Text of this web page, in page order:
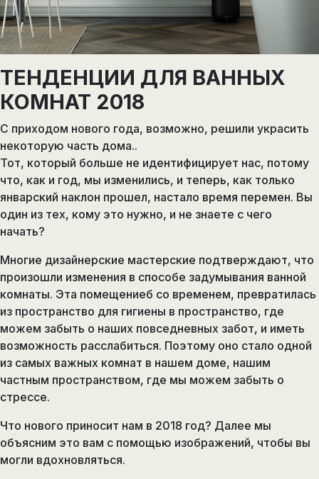
ТЕНДЕНЦИИ ДЛЯ ВАННЫХ
КОМНАТ 2018
С приходом нового года, возможно, решили украсить
некоторую часть дома..
Тот, который больше не идентифицирует нас, потому
что, как и год, мы изменились, и теперь, как только
январский наклон прошел, настало время перемен. Вы
один из тех, кому это нужно, и не знаете с чего
начать?
Многие дизайнерские мастерские подтверждают, что
произошли изменения в способе задумывания ванной
комнаты. Эта помещениеб со временем, превратилась
из пространство для гигиены в пространство, где
можем забыть о наших повседневных забот, и иметь
возможность расслабиться. Поэтому оно стало одной
из самых важных комнат в нашем доме, нашим
частным пространством, где мы можем забыть о
стрессе.
Что нового приносит нам в 2018 год? Далее мы
объясним это вам с помощью изображений, чтобы вы
могли вдохновляться.